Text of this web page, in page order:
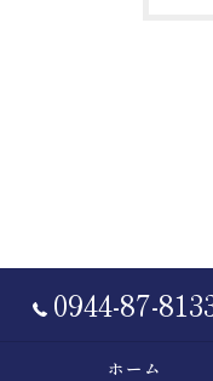
0944-87-
ホーム